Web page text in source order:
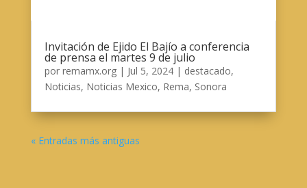
Invitación de Ejido El Bajío a conferencia
de prensa el martes 9 de julio
por remamx.org| Jul 5, 2024| destacado,
Noticias, Noticias Mexico, Rema, Sonora
« Entradas más antiguas